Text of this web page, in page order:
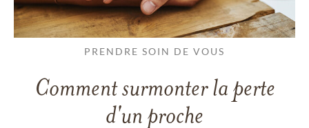
PRENDRE SOIN DE VOUS
Comment surmonter la perte
d'un proche